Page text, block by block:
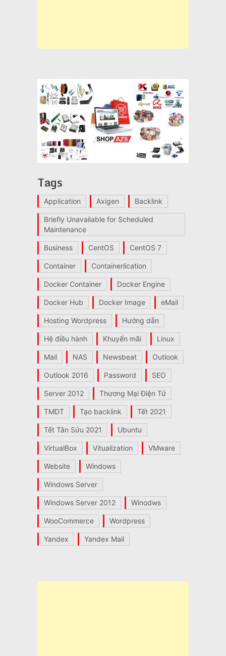
Tags
Application Axigen Backlink
Briefly Unavailable for Scheduled
Maintenance
Business CentOS CentOS 7
Container Containerlication
Docker Container Docker Engine
Docker Hub Docker Image eMail
Hosting Wordpress Hướng dẫn
Hệ điều hành Khuyến mãi Linux
Mail NAS Newsbeat Outlook
Outlook 2016 Password SEO
Server 2012 Thương Mại Điện Tử
TMDT Tạo backlink Tết 2021
Tết Tân Sửu 2021 Ubuntu
VirtualBox Vitualization VMware
Website Windows
Windows Server
Windows Server 2012 Winodws
WooCommerce Wordpress
Yandex Yandex Mail